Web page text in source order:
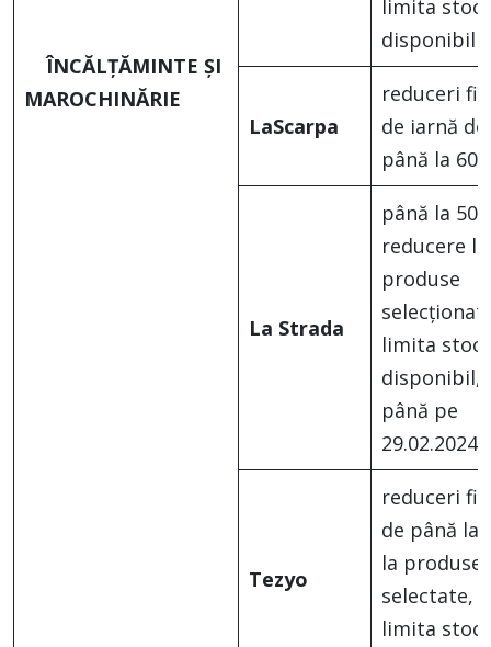
ÎNCĂLȚĂMINTE ȘI
MAROCHINĂRIE
limita
disponibil
LaScarpa
reduceri
de iarnă de
până la
La Strada
până la
reducere la
produse
limita
disponibil,
până pe
29.02.2024
Tezyo
reduceri
de până la
la produse
selectate,
limita